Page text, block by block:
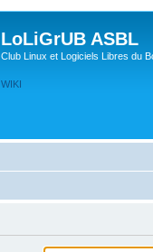
LoLiGrUB ASBL
Club Linux et Logiciels Libres du
WIKI